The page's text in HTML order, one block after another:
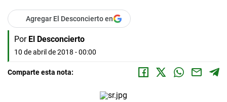
Agregar El Desconcierto en
Por El Desconcierto
10 de abril de 2018 - 00:00
Comparte esta nota: